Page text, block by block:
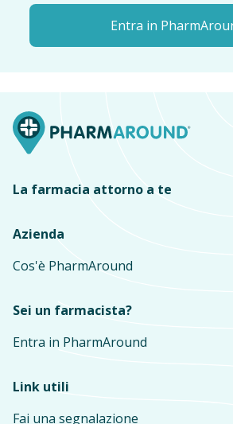
Entra in
La farmacia attorno a te
Azienda
Cos'è PharmAround
Sei un farmacista?
Entra in PharmAround
Link utili
Fai una segnalazione